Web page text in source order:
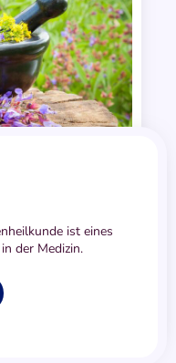
ist eines
der Medizin.